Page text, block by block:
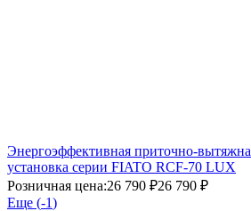
Энергоэффективная приточно-
установка серии FIATO RCF-70 LUX
Розничная цена:26 790 ₽26 790 ₽
Еще (-1)